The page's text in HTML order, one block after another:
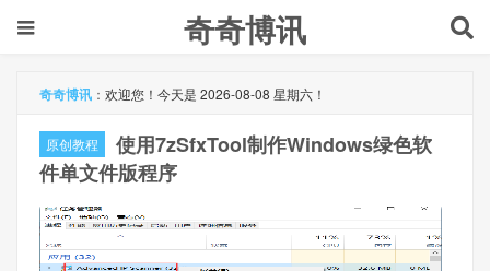
奇奇博讯
奇奇博讯 ： 欢迎您！今天是 2026-08-08 星期六！
原创教程
使用7zSfxTool制作Windows绿色软
件单文件版程序